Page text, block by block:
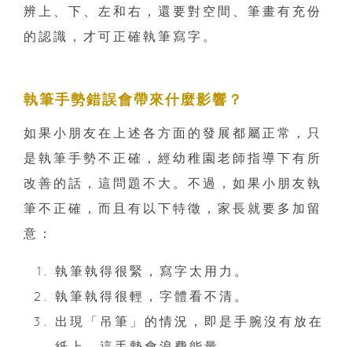
辨上、下、左和右，還要對空間、筆畫有充份
的認識，才可正確執筆寫字。
執筆手勢錯誤會帶來什麼影響？
如果小朋友在上述各方面的發展都屬正常，只
是執筆手勢不正確，經幼稚園老師指導下有所
改善的話，這問題不大。不過，如果小朋友執
筆不正確，而且有以下特徵，家長就要多加留
意：
執筆執得很緊，寫字太用力。
執筆執得很輕，字體看不清。
出現「吊筆」的情況，即是手腕沒有放在